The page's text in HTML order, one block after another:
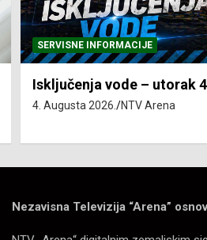
SERVISNE INFORMACIJE
Isključenja vode – utorak
4. Augusta 2026. NTV Arena
Nezavisna Televizija “Arena”